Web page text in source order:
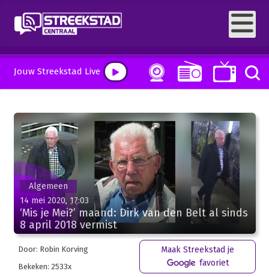
Jouw Streekstad Live
Algemeen
14 mei 2020, 17:03
‘Mis je Mei?’ maand: Dirk van den Belt al sinds
8 april 2018 vermist
Door: Robin Korving
Bekeken: 2533x
Maak Streekstad je
favoriet